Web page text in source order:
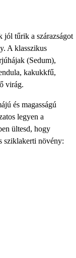
jól tűrik a szárazságot
A klasszikus
(Sedum),
kakukkfű,
virág.
és magasságú
legyen a
ültesd, hogy
sziklakerti növény: